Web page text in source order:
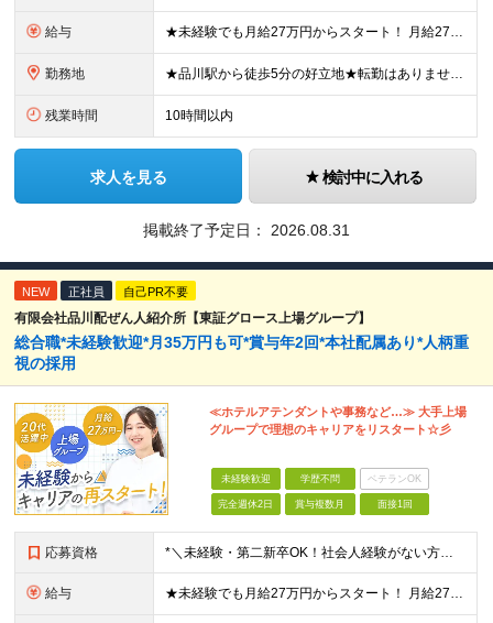
給与 ★未経験でも月給27万円からスタート！ 月給27万～35万円＋残業代＋賞与年2回 ※経験・スキルに応じて給与を決定します ※試用期間6ヶ月あり（期間中の給与・待遇に差異はありません） ※みなし残業
勤務地 ★品川駅から徒歩5分の好立地★転勤はありません！ 東京都港区高輪3丁目25番35号パーク高輪石松第二ビル4F (変更の範囲)なし
残業時間 10時間以内
求人を見る 検討中に入れる
掲載終了予定日： 2026.08.31
NEW 正社員 自己PR不要
有限会社品川配ぜん人紹介所【東証グロース上場グループ】
総合職*未経験歓迎*月35万円も可*賞与年2回*本社配属あり*人柄重
視の採用
≪ホテルアテンダントや事務など…≫ 大手上場
グループで理想のキャリアをリスタート☆彡
未経験歓迎 学歴不問 ベテランOK
完全週休2日 賞与複数月 面接1回
応募資格 *＼未経験・第二新卒OK！社会人経験がない方も歓迎／* ★基本的なPCスキルをお持ちの方 ※学歴不問 ※第二新卒の方やブランクがある方もお気軽にご応募ください！ ～以下のような方にピッタリです～ ◎
給与 ★未経験でも月給27万円からスタート！ 月給27万～35万円＋残業代＋賞与年2回 ※経験・スキルに応じて給与を決定します ※試用期間6ヶ月あり（期間中の給与・待遇に差異はありません） ※みなし残業